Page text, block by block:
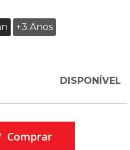
+3 Anos
DISPONÍVEL
Comprar